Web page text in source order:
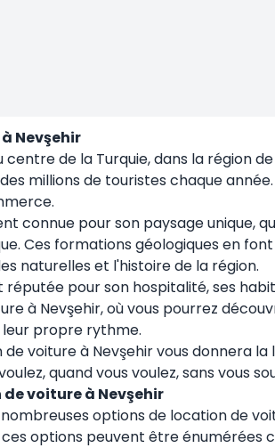
Nevşehir
centre de la Turquie, dans la région
millions de touristes chaque
connue pour son paysage unique,
Ces formations géologiques en
naturelles et l'histoire de la région.
réputée pour son hospitalité, ses
à Nevşehir, où vous pourrez
leur propre rythme.
de voiture à Nevşehir vous donnera
quand vous voulez, sans vous
voiture à Nevşehir
options de location de
options peuvent être énumérées